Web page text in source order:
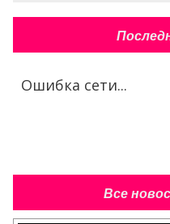
Ошибка сети...
Все